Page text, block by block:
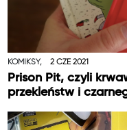
KOMIKSY, 2 CZE 2021
Prison Pit, czyli
przekleństw i